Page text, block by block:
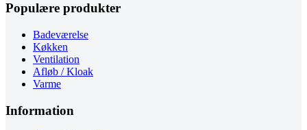
Populære produkter
Badeværelse
Køkken
Ventilation
Afløb / Kloak
Varme
Information